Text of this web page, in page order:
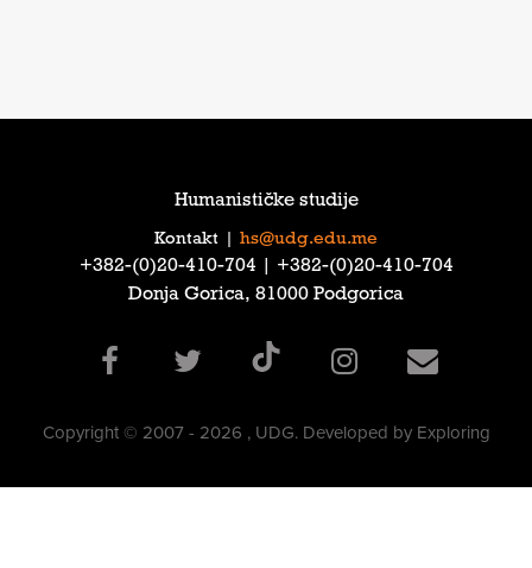
Humanističke studije
Kontakt hs@udg.edu.me
‎+382-(0)20-410-704‎ | ‎+382-(0)20-410-704‎
Donja Gorica, 81000 Podgorica
Copyright © 2007 - 2026 , UDG. Developed by Exploring